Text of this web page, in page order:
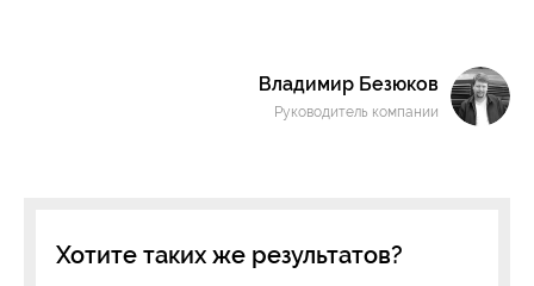
Владимир Безюков
Руководитель компании
Хотите таких же результатов?